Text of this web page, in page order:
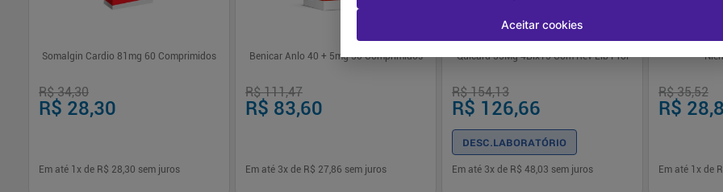
Aceitar cookies
Somalgin Cardio 81mg 60 Comprimidos
R$ 34,30
R$ 28,30
Em até 1 x de R$ 28,30 sem juros
Benicar Anlo 40 + 5mg 30 Comprimidos
R$ 111,47
R$ 83,60
Em até 3x de R$ 27,86 sem juros
Quicard 35Mg 4Blx15 Com Rev Lib Prol
R$ 154,13
R$ 126,66
DESC.LABORATÓRIO
Em até 3x de R$ 48,03 sem juros
R$ 35,52
R$
Em até 1 x de